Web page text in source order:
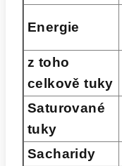
Energie
z toho
celkově tuky
Saturované
tuky
Sacharidy